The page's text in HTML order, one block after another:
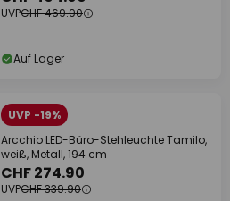
UVPCHF 469.90
Auf Lager
UVP -19%
Arcchio LED-Büro-Stehleuchte Tamilo,
weiß, Metall, 194 cm
CHF 274.90
UVPCHF 339.90